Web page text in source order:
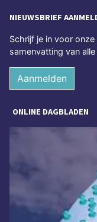
NIEUWSBRIEF
Schrijf je in voor
samenvatting van
Aanmelden
ONLINE DAGBLADEN